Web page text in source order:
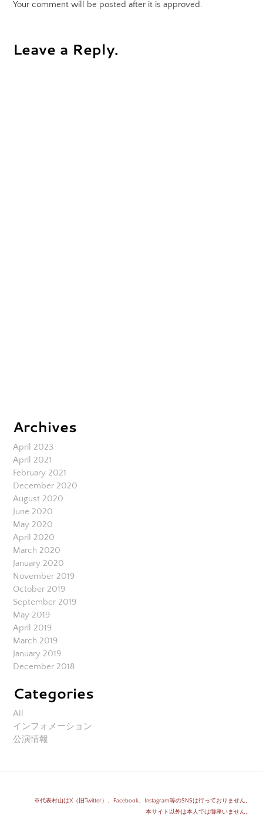
Your comment will be posted after it is approved.
Leave a Reply.
Archives
April 2023
April 2021
February 2021
December 2020
August 2020
June 2020
May 2020
April 2020
March 2020
January 2020
November 2019
October 2019
September 2019
May 2019
April 2019
March 2019
January 2019
December 2018
Categories
All
インフォメーション
公演情報
※代表村山はX（旧Twitter）、Facebook、Instagram等のSNSは行っておりません。
​本サイト以外は本人では御座いません。